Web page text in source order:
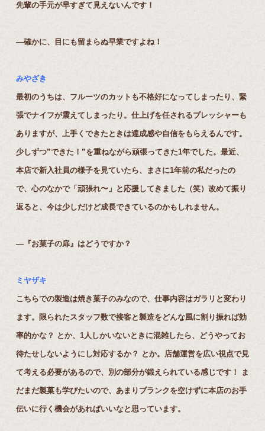
先輩の手元が早すぎて見えないんです！
―確かに、目にも留まらぬ早業ですよね！
みやざき
最初のうちは、フルーツのカットも不格好になってしまったり、緊
張でナイフが震えてしまったり。仕上げを任されるプレッシャーも
ありますが、上手くできたときは達成感や自信をもらえるんです。
少しずつ”できた！”を重ねながら頑張ってきた1年でした。最近、
本店で新入社員の様子を見ていたら、まさに1年前の私だったの
で、心のなかで「頑張れ〜」と応援してきました（笑）改めて振り
返ると、今は少しだけど成長できているのかもしれません。
―『お菓子の扉』はどうですか？
ミヤザキ
こちらでの製造は焼き菓子のみなので、仕事内容はガラリと変わり
ます。限られたスタッフ数で接客と製造をどんな風に割り振れば効
率的かな？ とか、1人しかいないときに混雑したら、どうやってお
待たせしないようにし対応するか？ とか。店舗運営を広い視点で見
て考える必要があるので、別の部分が鍛えられている感じです！ ま
だまだ製菓も学びたいので、あまりブランクを空けずに本店のお手
伝いに行く機会があればいいなと思っています。